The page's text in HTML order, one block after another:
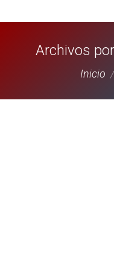
Archivos
Estás
Inicio